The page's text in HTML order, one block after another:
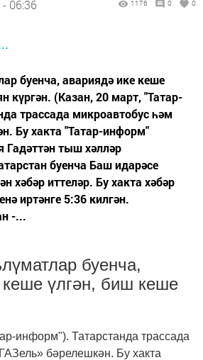
06:36 1176 0 0
буенча, авариядә ике кеше
күргән. (Казан, 20 март, "Татар-
трассада микроавтобус һәм
Бу хакта "Татар-информ"
Гадәттән тыш хәлләр
буенча Баш идарәсе
хәбәр иттеләр. Бу хакта хәбәр
иртәнге 5:36 килгән.
-...
буенча,
кеше үлгән, биш кеше
информ"). Татарстанда трассада
бәрелешкән. Бу хакта